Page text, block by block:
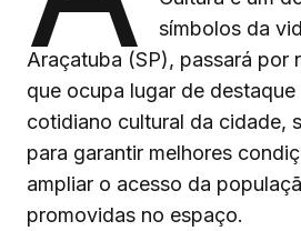
símbolos da
Araçatuba (SP), passará por
que ocupa lugar de destaque
cotidiano cultural da cidade,
para garantir melhores
ampliar o acesso da
promovidas no espaço.